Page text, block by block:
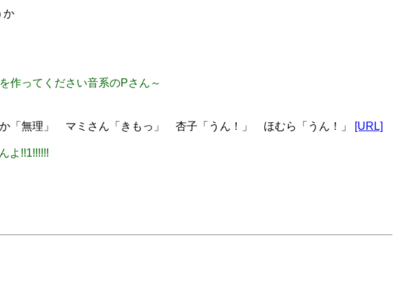
か
作ってください音系のPさん～
「無理」 マミさん「きもっ」 杏子「うん！」 ほむら「うん！」
[URL]
よ!!1!!!!!!